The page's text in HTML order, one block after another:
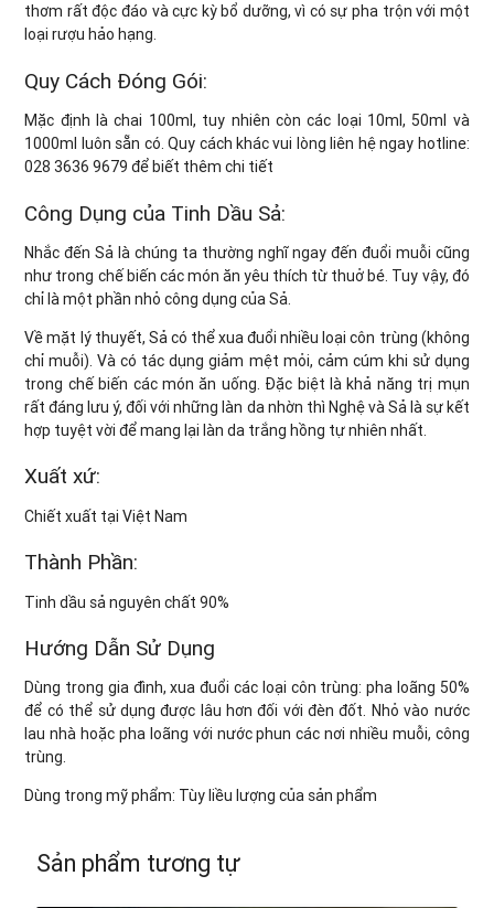
thơm rất độc đáo và cực kỳ bổ dưỡng, vì có sự pha trộn với một
loại rượu hảo hạng.
Quy Cách Đóng Gói:
Mặc định là chai 100ml, tuy nhiên còn các loại 10ml, 50ml và
1000ml luôn sẵn có. Quy cách khác vui lòng liên hệ ngay hotline:
028 3636 9679 để biết thêm chi tiết
Công Dụng của Tinh Dầu Sả:
Nhắc đến Sả là chúng ta thường nghĩ ngay đến đuổi muỗi cũng
như trong chế biến các món ăn yêu thích từ thuở bé. Tuy vậy, đó
chỉ là một phần nhỏ công dụng của Sả.
Về mặt lý thuyết, Sả có thể xua đuổi nhiều loại côn trùng (không
chỉ muỗi). Và có tác dụng giảm mệt mỏi, cảm cúm khi sử dụng
trong chế biến các món ăn uống. Đặc biệt là khả năng trị mụn
rất đáng lưu ý, đối với những làn da nhờn thì Nghệ và Sả là sự kết
hợp tuyệt vời để mang lại làn da trắng hồng tự nhiên nhất.
Xuất xứ:
Chiết xuất tại Việt Nam
Thành Phần:
Tinh dầu sả nguyên chất 90%
Hướng Dẫn Sử Dụng
Dùng trong gia đình, xua đuổi các loại côn trùng: pha loãng 50%
để có thể sử dụng được lâu hơn đối với đèn đốt. Nhỏ vào nước
lau nhà hoặc pha loãng với nước phun các nơi nhiều muỗi, công
trùng.
Dùng trong mỹ phẩm: Tùy liều lượng của sản phẩm
Sản phẩm tương tự